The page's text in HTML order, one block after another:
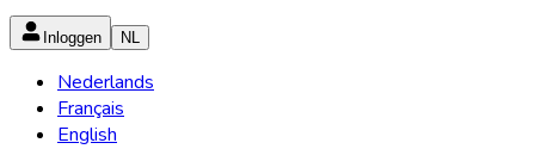
Inloggen NL
Nederlands
Français
English